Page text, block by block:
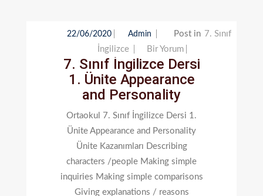
22/06/2020 Admin Post in 7. Sınıf
İngilizce
7.
Sınıf
İngilizce
Dersi
Bir Yorum
7. Sınıf İngilizce Dersi
1. Ünite Appearance
and Personality
Ortaokul 7. Sınıf İngilizce Dersi 1.
Ünite Appearance and Personality
Ünite Kazanımları Describing
characters /people Making simple
inquiries Making simple comparisons
Giving explanations / reasons